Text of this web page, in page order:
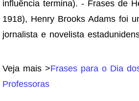
influência termina). - Frases de
1918), Henry Brooks Adams foi
jornalista e novelista
Veja mais >Frases para o Dia
Professoras